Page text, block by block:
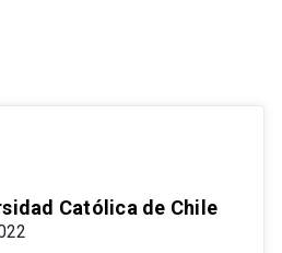
Católica de Chile